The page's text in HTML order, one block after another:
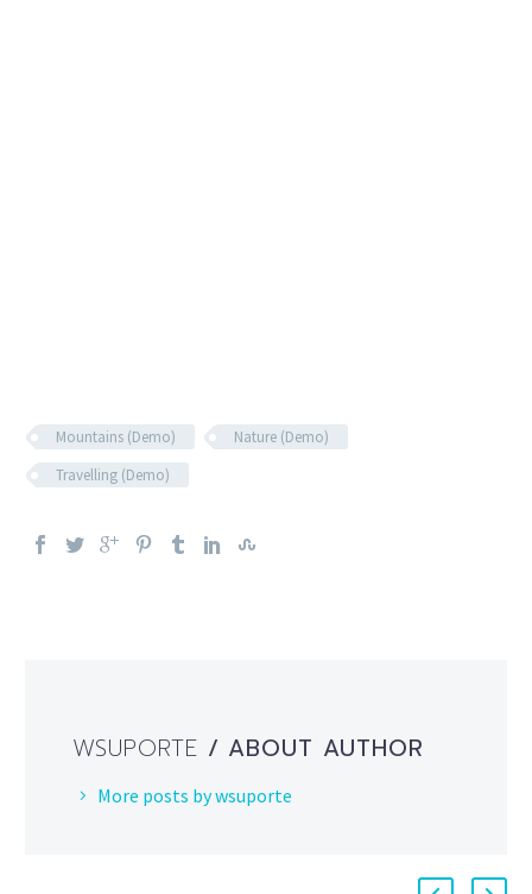
Mountains (Demo)
Nature (Demo)
Travelling (Demo)
WSUPORTE / ABOUT AUTHOR
More posts by wsuporte